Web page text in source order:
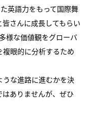
英語力をもって国際舞
さんに成長してもらい
様な価値観をグローバ
眼的に分析するため
な進路に進むかを決
ありませんが、ぜひ